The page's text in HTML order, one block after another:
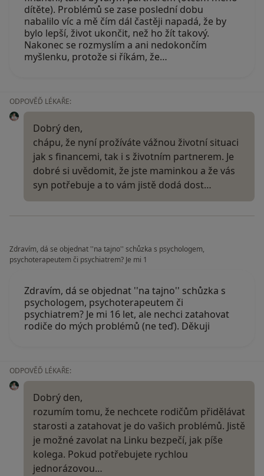
dítěte). Problémů se zase poslední dobu
nabalilo víc a mě čím dál častěji napadá, že by
bylo lepší, život ukončit, než ho žít takový.
Nakonec se rozmyslím a ani nedokončím
myšlenku, protože si říkám, že…
ODPOVĚĎ LÉKAŘE:
Dobrý den,
chápu, že nyní prožíváte vážnou životní situaci
jak s financemi, tak i s životním partnerem. Je
dobré si uvědomit, že jste maminkou a že vás
syn potřebuje a to vám jistě dodá dost…
Zdravím, dá se objednat ''na tajno'' schůzka s psychologem,
psychoterapeutem či psychiatrem? Je mi 1
Zdravím, dá se objednat ''na tajno'' schůzka s
psychologem, psychoterapeutem či
psychiatrem? Je mi 16 let, ale nechci zatahovat
rodiče do mých problémů (ne teď). Děkuji
ODPOVĚĎ LÉKAŘE:
Dobrý den,
rozumím tomu, že nechcete rodičům přidělávat
starosti a zatahovat je do vašich problémů. Jistě
je možné zavolat na Linku bezpečí, jak píše
kolega. Pokud potřebujete rychlou
jednorázovou…